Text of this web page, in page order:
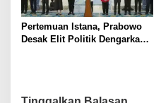
Pertemuan Istana, Prabowo
Desak Elit Politik Dengarkan